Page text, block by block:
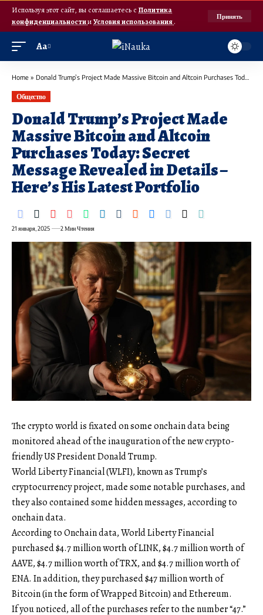
Используя этот сайт, вы соглашаетесь с Политика
конфиденциальностииУсловия использования.
Принять
Аа
Home » Donald Trump’s Project Made Massive Bitcoin and Altcoin Purchases Today: Secret Message Revealed in Details – Here’s His Latest Portfolio
Общество
Donald Trump’s Project Made
Massive Bitcoin and Altcoin
Purchases Today: Secret
Message Revealed in Details –
Here’s His Latest Portfolio
21 января, 2025 2 Мин Чтения
The crypto world is fixated on some onchain data being
monitored ahead of the inauguration of the new crypto-
friendly US President Donald Trump.
World Liberty Financial (WLFI), known as Trump’s
cryptocurrency project, made some notable purchases, and
they also contained some hidden messages, according to
onchain data.
According to Onchain data, World Liberty Financial
purchased $4.7 million worth of LINK, $4.7 million worth of
AAVE, $4.7 million worth of TRX, and $4.7 million worth of
ENA. In addition, they purchased $47 million worth of
Bitcoin (in the form of Wrapped Bitcoin) and Ethereum.
If you noticed, all of the purchases refer to the number “47.”